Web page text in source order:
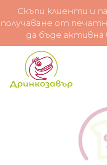
Скъпи клиенти и
получаване от
да бъде активна